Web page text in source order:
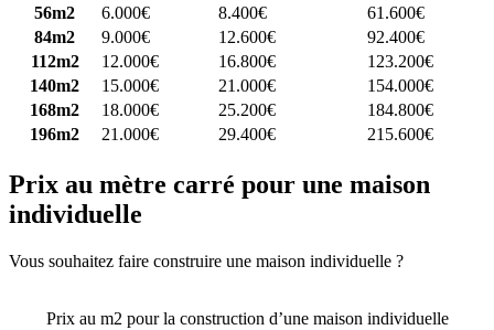
56m2
6.000€ 8.400€
61.600€
84m2
9.000€ 12.600€
92.400€
112m2
12.000€ 16.800€
123.200€
140m2
15.000€ 21.000€
154.000€
168m2
18.000€ 25.200€
184.800€
196m2
21.000€ 29.400€ 215.600€
Prix au mètre carré pour une maison
individuelle
Vous souhaitez faire construire une maison individuelle ?
Prix au m2 pour la construction d’une maison individuelle